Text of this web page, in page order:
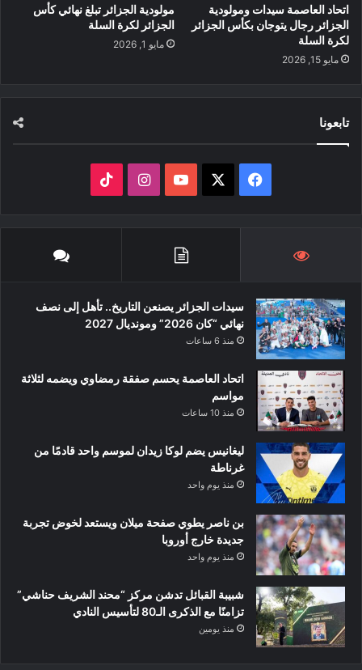
اتحاد العاصمة سيدات ومولودية
الجزائر رجال يتوجان بكأس الجزائر
لكرة السلة
مايو 15, 2026
مولودية الجزائر تبلغ نهائي كأس
الجزائر لكرة السلة
مايو 1, 2026
تابعونا
فيسبوك ‫YouTubeانستقرام
سيدات الجزائر يصنعن التاريخ.. تأهل إلى نصف
نهائي “كان 2026” ومونديال 2027
منذ 6 ساعات
اتحاد العاصمة يحسم صفقة رمضاوي ويضمه لثلاثة
مواسم
منذ 10 ساعات
ليغانيس يضم لوكا زيدان لموسم واحد قادمًا من
غرناطة
منذ يوم واحد
بن ناصر يطوي صفحة ميلان ويستعد لخوض تجربة
جديدة خارج أوروبا
منذ يوم واحد
شبيبة القبائل تدشن مركز “محند الشريف حناشي”
تزامنًا مع الذكرى الـ80 لتأسيس النادي
منذ يومين